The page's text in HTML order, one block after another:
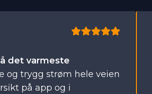
det varmeste
og trygg strøm hele veien
på app og i